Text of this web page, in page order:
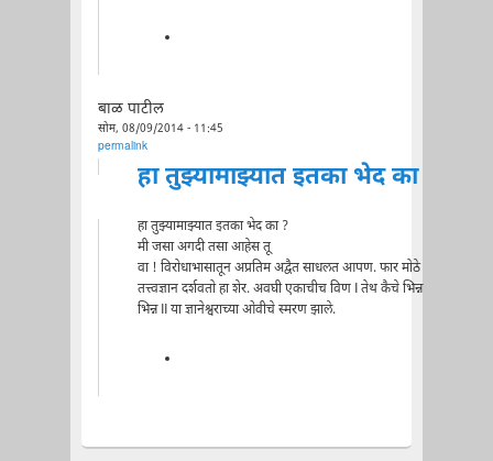
बाळ पाटील
सोम, 08/09/2014 - 11:45
permalink
हा तुझ्यामाझ्यात इतका भेद का
हा तुझ्यामाझ्यात इतका भेद का ?
मी जसा अगदी तसा आहेस तू
वा ! विरोधाभासातून अप्रतिम अद्वैत साधलत आपण. फार मोठे
तत्त्वज्ञान दर्शवतो हा शेर. अवघी एकाचीच विण I तेथ कैचे भिन्न
भिन्न II या ज्ञानेश्वराच्या ओवीचे स्मरण झाले.